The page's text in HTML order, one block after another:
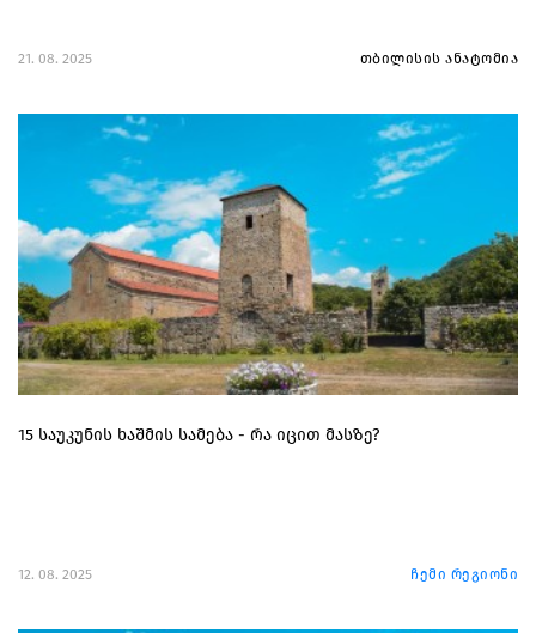
21. 08. 2025 თბილისის ანატომია
15 საუკუნის ხაშმის სამება - რა იცით მასზე?
12. 08. 2025 ჩემი რეგიონი